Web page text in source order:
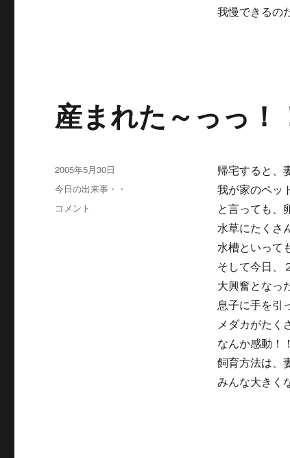
我慢できるの
産まれた～っっ！
帰宅すると、
我が家のペッ
と言っても、
水草にたくさ
水槽といって
そして今日、
大興奮となっ
息子に手を引
メダカがたく
なんか感動！！
飼育方法は、
みんな大きく
投
稿
日:
2005年5月30日
カ
ゴ
今日の出来事・・
産
コメント